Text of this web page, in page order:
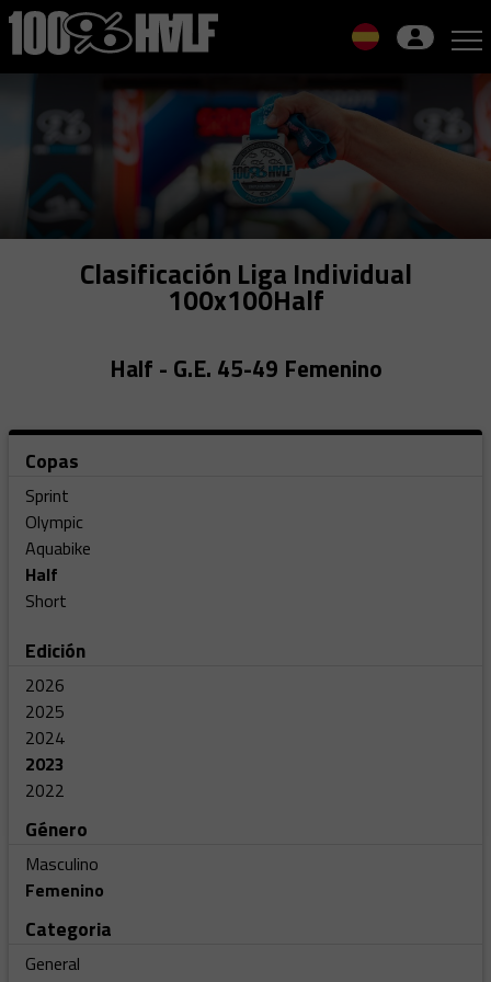
Skip
content
Clasificación Liga Individual
100x100Half
Half - G.E. 45-49 Femenino
Copas
Sprint
Olympic
Aquabike
Half
Short
Edición
2026
2025
2024
2023
2022
Género
Masculino
Femenino
Categoria
General